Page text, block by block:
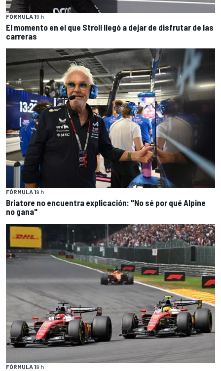
FÓRMULA 19 h
El momento en el que Stroll llegó a dejar de disfrutar de las
carreras
FÓRMULA 19 h
Briatore no encuentra explicación: "No sé por qué Alpine
no gana"
FÓRMULA 19 h